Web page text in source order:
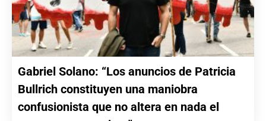
Gabriel Solano: “Los anuncios de Patricia
Bullrich constituyen una maniobra
confusionista que no altera en nada el